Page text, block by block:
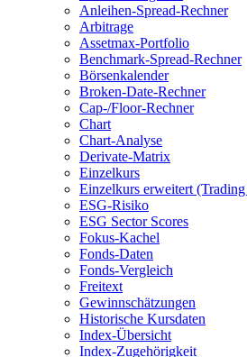
Anleihen-Spread-Rechner
Arbitrage
Assetmax-Portfolio
Benchmark-Spread-Rechner
Börsenkalender
Broken-Date-Rechner
Cap-/Floor-Rechner
Chart
Chart-Analyse
Derivate-Matrix
Einzelkurs
Einzelkurs erweitert
ESG-Risiko
ESG Sector Scores
Fokus-Kachel
Fonds-Daten
Fonds-Vergleich
Freitext
Gewinnschätzungen
Historische Kursdaten
Index-Übersicht
Index-Zugehörigkeit